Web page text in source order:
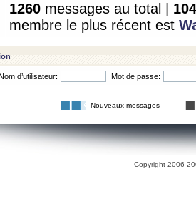
1260 messages au total | 104
membre le plus récent est
d’utilisateur: Mot de passe:
Nouveaux messages
Copyright 2006-